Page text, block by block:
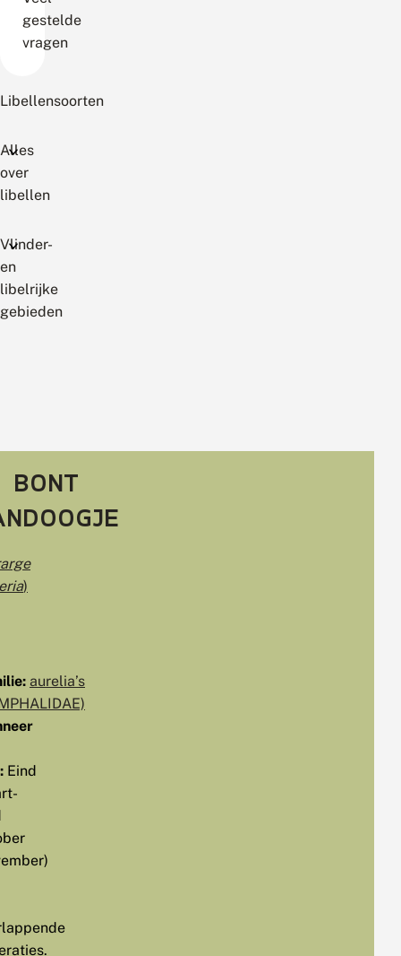
gestelde
vragen
Libellensoorten
Alles
over
libellen
Vlinder-
en
libelrijke
gebieden
BONT
)
aurelia’s
Eind